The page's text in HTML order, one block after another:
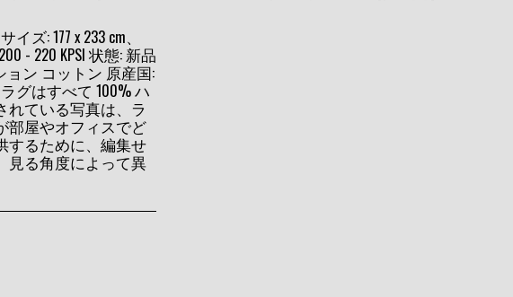
ズ: 177 x 233 cm、
- 220 KPSI 状態: 新品
ン コットン 原産国:
グはすべて 100% ハ
れている写真は、ラ
部屋やオフィスでど
するために、編集せ
見る角度によって異